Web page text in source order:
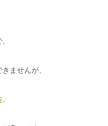
ませんが、